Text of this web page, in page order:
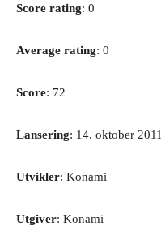
Score rating: 0
Average rating: 0
Score: 72
Lansering: 14. oktober 2011
Utvikler: Konami
Utgiver: Konami